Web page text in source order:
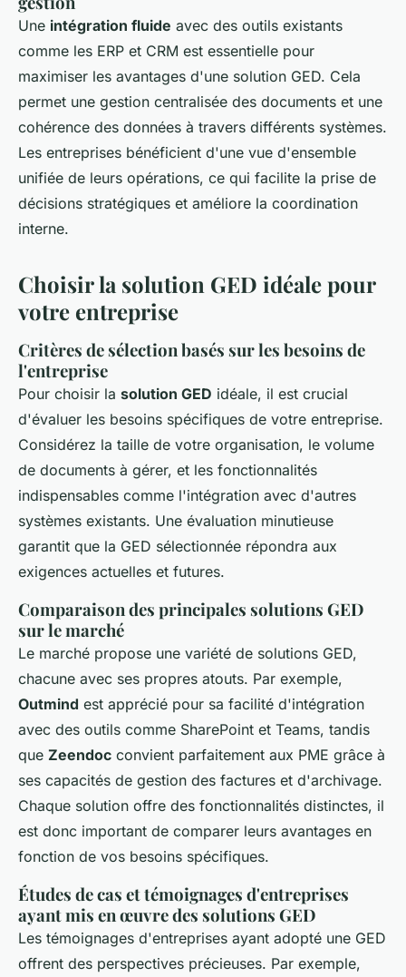
Une intégration fluide avec des outils existants
comme les ERP et CRM est essentielle pour
maximiser les avantages d'une solution GED. Cela
permet une gestion centralisée des documents et une
cohérence des données à travers différents systèmes.
Les entreprises bénéficient d'une vue d'ensemble
unifiée de leurs opérations, ce qui facilite la prise de
décisions stratégiques et améliore la coordination
interne.
Choisir la solution GED idéale pour
votre entreprise
Critères de sélection basés sur les besoins de
l'entreprise
Pour choisir la solution GED idéale, il est crucial
d'évaluer les besoins spécifiques de votre entreprise.
Considérez la taille de votre organisation, le volume
de documents à gérer, et les fonctionnalités
indispensables comme l'intégration avec d'autres
systèmes existants. Une évaluation minutieuse
garantit que la GED sélectionnée répondra aux
exigences actuelles et futures.
Comparaison des principales solutions GED
sur le marché
Le marché propose une variété de solutions GED,
chacune avec ses propres atouts. Par exemple,
Outmind est apprécié pour sa facilité d'intégration
avec des outils comme SharePoint et Teams, tandis
que Zeendoc convient parfaitement aux PME grâce à
ses capacités de gestion des factures et d'archivage.
Chaque solution offre des fonctionnalités distinctes, il
est donc important de comparer leurs avantages en
fonction de vos besoins spécifiques.
Études de cas et témoignages d'entreprises
ayant mis en œuvre des solutions GED
Les témoignages d'entreprises ayant adopté une GED
offrent des perspectives précieuses. Par exemple,